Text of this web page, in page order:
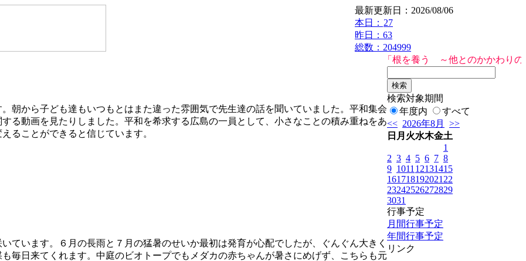
最新更新日：2026/08/06
本日： 27
昨日：63
総数：204999
「根を養う ～他とのかかわりの中で
朝から子ども達もいつもとはまた違った雰囲気で先生達の話を聞いていました。平和集会
る動画を見たりしました。平和を希求する広島の一員として、小さなことの積み重ねをあ
ることができると信じています。
ています。６月の長雨と７月の猛暑のせいか最初は発育が心配でしたが、ぐんぐん大きく
毎日来てくれます。中庭のビオトープでもメダカの赤ちゃんが暑さにめげず、こちらも元
検索対象期間
年度内
すべて
<< 2026年8月
>>
日 月 火水木金土
1
2 3 4 5 6 7 8
9 1011 12131415
161718192021 22
23242526272829
3031
行事予定
月間行事予定
年間行事予定
リンク